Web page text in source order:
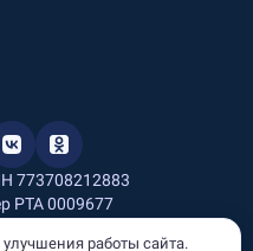
773708212883
РТА 0009677
работы сайта.